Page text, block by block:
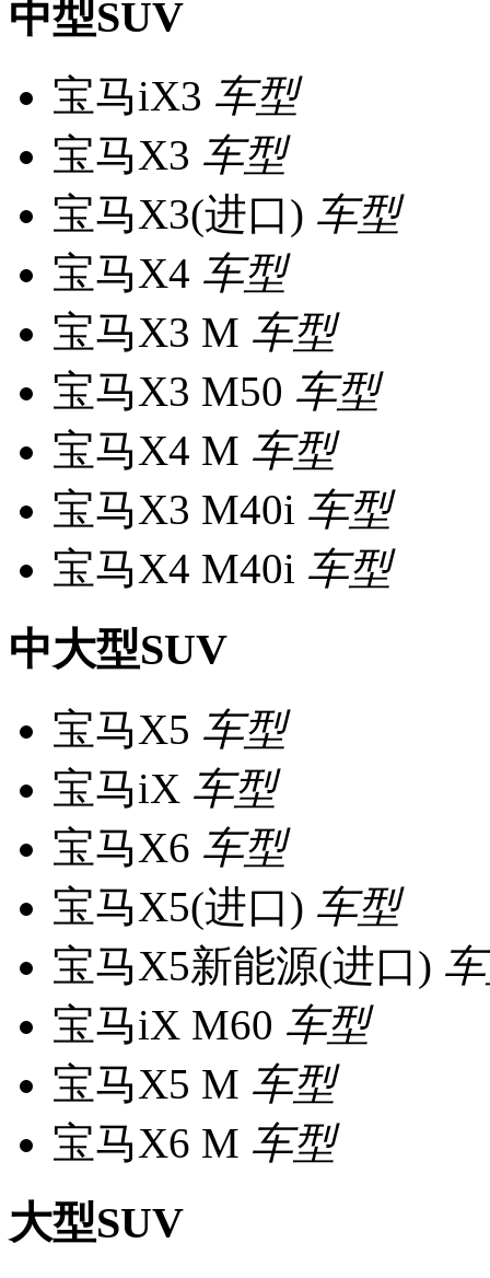
中型SUV
宝马iX3 车型
宝马X3 车型
宝马X3(进口) 车型
宝马X4 车型
宝马X3 M 车型
宝马X3 M50 车型
宝马X4 M 车型
宝马X3 M40i 车型
宝马X4 M40i 车型
中大型SUV
宝马X5 车型
宝马iX 车型
宝马X6 车型
宝马X5(进口) 车型
宝马X5新能源(进口)
宝马iX M60 车型
宝马X5 M 车型
宝马X6 M 车型
大型SUV